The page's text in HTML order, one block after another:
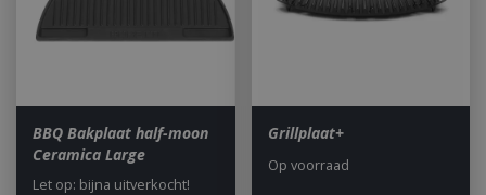
BBQ Bakplaat half-moon
Ceramica Large
Let op: bijna uitverkocht!
Grillplaat+
Op voorraad